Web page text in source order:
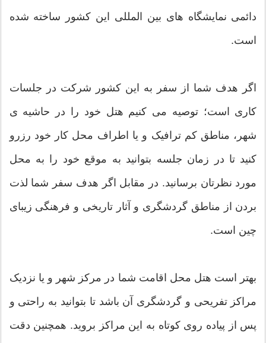
دائمی نمایشگاه های بین المللی این کشور ساخته شده
است.
اگر هدف شما از سفر به این کشور شرکت در جلسات
کاری است؛ توصیه می کنیم هتل خود را در حاشیه ی
شهر، مناطق کم ترافیک و یا اطراف محل کار خود رزرو
کنید تا در زمان جلسه بتوانید به موقع خود را به محل
مورد نظرتان برسانید. در مقابل اگر هدف سفر شما لذت
بردن از مناطق گردشگری و آثار تاریخی و فرهنگی زیبای
چین است.
بهتر است هتل محل اقامت شما در مرکز شهر و یا نزدیک
مراکز تفریحی و گردشگری آن باشد تا بتوانید به راحتی و
پس از پیاده روی کوتاه به این مراکز بروید. همچنین دقت